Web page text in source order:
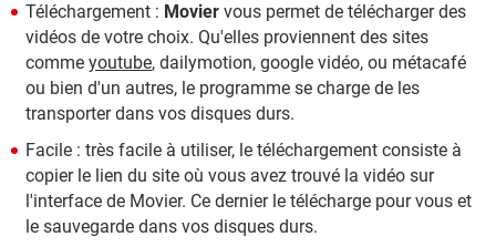
Téléchargement : Movier vous permet de télécharger des
vidéos de votre choix. Qu'elles proviennent des sites
comme youtube, dailymotion, google vidéo, ou métacafé
ou bien d'un autres, le programme se charge de les
transporter dans vos disques durs.
Facile : très facile à utiliser, le téléchargement consiste à
copier le lien du site où vous avez trouvé la vidéo sur
l'interface de Movier. Ce dernier le télécharge pour vous et
le sauvegarde dans vos disques durs.